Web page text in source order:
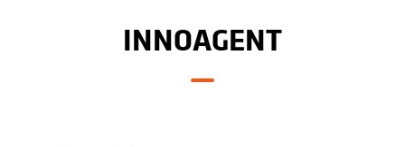
INNOAGENT